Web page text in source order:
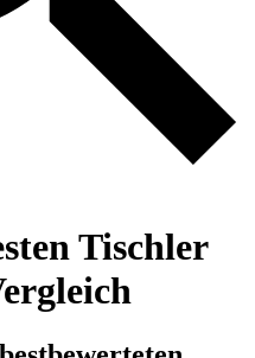
Tischler